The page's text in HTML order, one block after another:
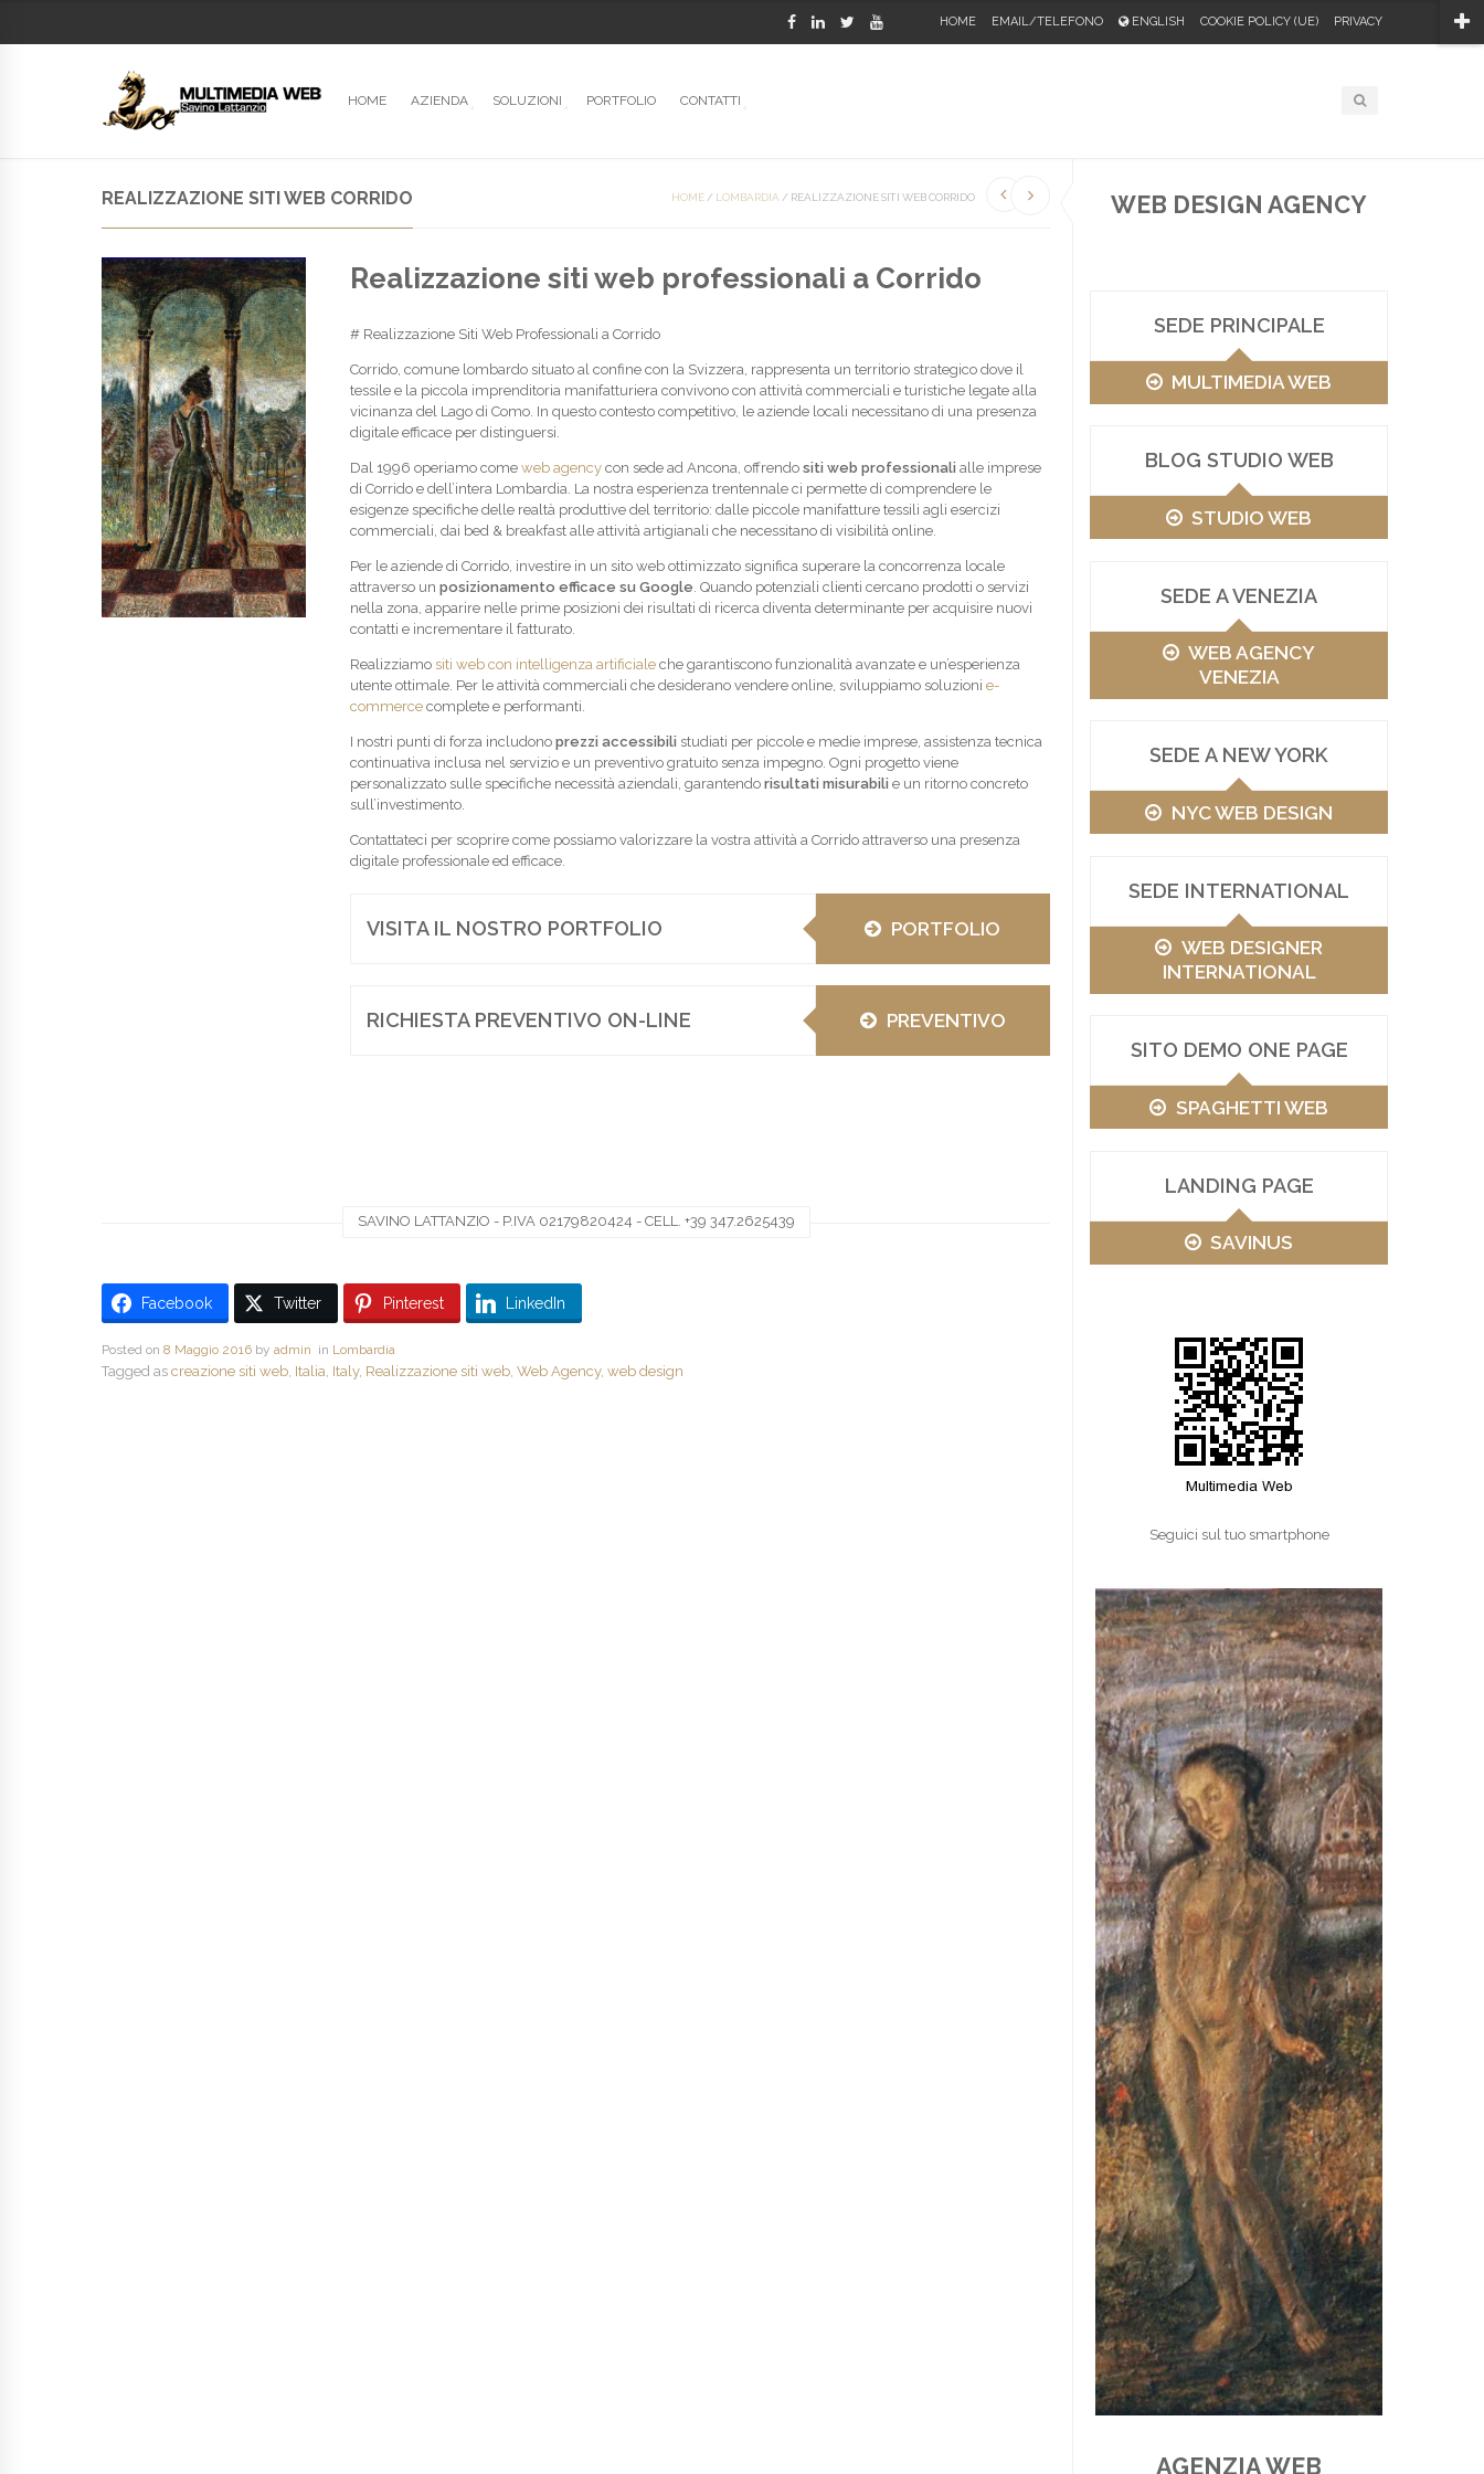
HOME EMAIL/TELEFONO ENGLISH COOKIE POLICY (UE) PRIVACY
HOME AZIENDA SOLUZIONI PORTFOLIO CONTATTI
WEB DESIGN AGENCY
SEDE PRINCIPALE
MULTIMEDIA WEB
BLOG STUDIO WEB
STUDIO WEB
SEDE A VENEZIA
WEB AGENCY
VENEZIA
SEDE A NEW YORK
NYC WEB DESIGN
SEDE INTERNATIONAL
WEB DESIGNER
INTERNATIONAL
SITO DEMO ONE PAGE
SPAGHETTI WEB
LANDING PAGE
SAVINUS
Seguici sul tuo smartphone
AGENZIA WEB
HOME / LOMBARDIA / REALIZZAZIONE SITI WEB CORRIDO
REALIZZAZIONE SITI WEB CORRIDO
Realizzazione siti web professionali a Corrido
# Realizzazione Siti Web Professionali a Corrido
Corrido, comune lombardo situato al confine con la Svizzera, rappresenta un territorio strategico dove il
tessile e la piccola imprenditoria manifatturiera convivono con attività commerciali e turistiche legate alla
vicinanza del Lago di Como. In questo contesto competitivo, le aziende locali necessitano di una presenza
digitale efficace per distinguersi.
Dal 1996 operiamo come web agencycon sede ad Ancona, offrendo siti web professionali alle imprese
di Corrido e dell’intera Lombardia. La nostra esperienza trentennale ci permette di comprendere le
esigenze specifiche delle realtà produttive del territorio: dalle piccole manifatture tessili agli esercizi
commerciali, dai bed & breakfast alle attività artigianali che necessitano di visibilità online.
Per le aziende di Corrido, investire in un sito web ottimizzato significa superare la concorrenza locale
attraverso un posizionamento efficace su Google. Quando potenziali clienti cercano prodotti o servizi
nella zona, apparire nelle prime posizioni dei risultati di ricerca diventa determinante per acquisire nuovi
contatti e incrementare il fatturato.
Realizziamo siti web con intelligenza artificialeche garantiscono funzionalità avanzate e un’esperienza
utente ottimale. Per le attività commerciali che desiderano vendere online, sviluppiamo soluzioni e-
commercecomplete e performanti.
I nostri punti di forza includono prezzi accessibili studiati per piccole e medie imprese, assistenza tecnica
continuativa inclusa nel servizio e un preventivo gratuito senza impegno. Ogni progetto viene
personalizzato sulle specifiche necessità aziendali, garantendo risultati misurabili e un ritorno concreto
sull’investimento.
Contattateci per scoprire come possiamo valorizzare la vostra attività a Corrido attraverso una presenza
digitale professionale ed efficace.
VISITA IL NOSTRO PORTFOLIO PORTFOLIO
RICHIESTA PREVENTIVO ON-LINE PREVENTIVO
SAVINO LATTANZIO - P.IVA 02179820424 - CELL. +39 347.2625439
Facebook Twitter Pinterest LinkedIn
Posted on 8 Maggio 2016 by admin in Lombardia
Tagged as creazione siti web Italia Italy, Realizzazione siti web Web Agency, web design